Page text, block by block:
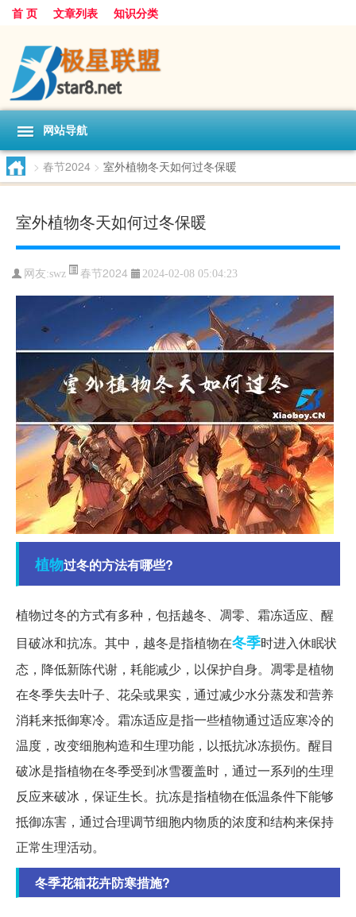
首 页 文章列表 知识分类
网站导航
> 春节2024 > 室外植物冬天如何过冬保暖
室外植物冬天如何过冬保暖
网友:swz 春节2024 2024-02-08 05:04:23
植物过冬的方法有哪些?
植物过冬的方式有多种，包括越冬、凋零、霜冻适应、醒
目破冰和抗冻。其中，越冬是指植物在冬季时进入休眠状
态，降低新陈代谢，耗能减少，以保护自身。凋零是植物
在冬季失去叶子、花朵或果实，通过减少水分蒸发和营养
消耗来抵御寒冷。霜冻适应是指一些植物通过适应寒冷的
温度，改变细胞构造和生理功能，以抵抗冰冻损伤。醒目
破冰是指植物在冬季受到冰雪覆盖时，通过一系列的生理
反应来破冰，保证生长。抗冻是指植物在低温条件下能够
抵御冻害，通过合理调节细胞内物质的浓度和结构来保持
正常生理活动。
冬季花箱花卉防寒措施?